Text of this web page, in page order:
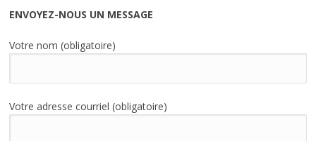
ENVOYEZ-NOUS UN MESSAGE
Votre nom (obligatoire)
Votre adresse courriel (obligatoire)